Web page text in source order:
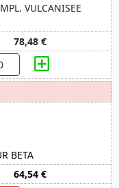
VULCANISEE
78,48 €
BETA
64,54 €